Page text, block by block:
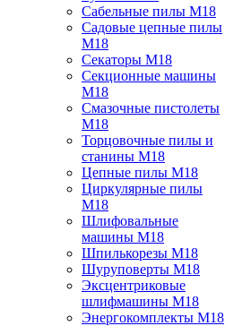
Сабельные пилы M18
Садовые цепные пилы
M18
Секаторы M18
Секционные машины
M18
Смазочные пистолеты
M18
Торцовочные пилы и
станины M18
Цепные пилы M18
Циркулярные пилы
M18
Шлифовальные
машины M18
Шпилькорезы M18
Шуруповерты M18
Эксцентриковые
шлифмашины M18
Энергокомплекты M18